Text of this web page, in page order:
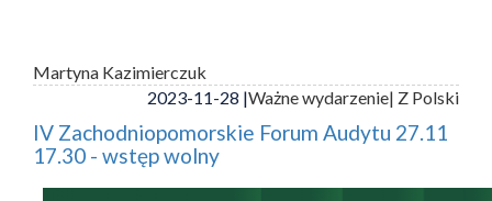
Martyna Kazimierczuk
2023-11-28 |Ważne wydarzenie| Z Polski
IV Zachodniopomorskie Forum Audytu 27.11
17.30 - wstęp wolny